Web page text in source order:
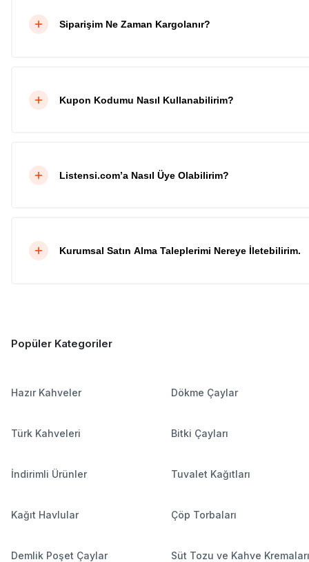
Siparişim Ne Zaman Kargolanır?
Kupon Kodumu Nasıl Kullanabilirim?
Listensi.com’a Nasıl Üye Olabilirim?
Kurumsal Satın Alma Taleplerimi Nereye İletebilirim.
Popüler Kategoriler
Hazır Kahveler Dökme Çaylar
Türk Kahveleri Bitki Çayları
İndirimli Ürünler Tuvalet Kağıtları
Kağıt Havlular Çöp Torbaları
Demlik Poşet Çaylar Süt Tozu ve Kahve Kremaları